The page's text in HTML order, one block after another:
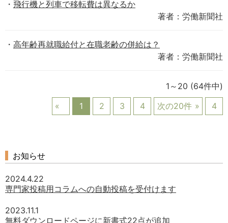
飛行機と列車で移転費は異なるか
著者：労働新聞社
高年齢再就職給付と在職老齢の併給は？
著者：労働新聞社
1～20 (64件中)
1
2 3 4 次の20件 4
お知らせ
2024.4.22
専門家投稿用コラムへの自動投稿を受付けます
2023.11.1
無料ダウンロードページに新書式22点が追加